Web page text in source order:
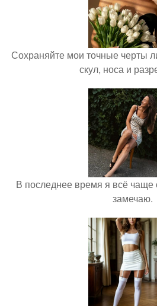
Сохраняйте мои точные черты
скул, носа и
В последнее время я всё чаще
замечаю.